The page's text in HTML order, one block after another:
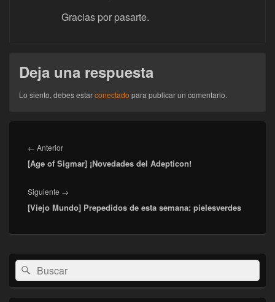
Gracias por pasarte.
Deja una respuesta
Lo siento, debes estarconectado para publicar un comentario.
de
entradas
← AnteriorEntrada
anterior:
[Age of Sigmar] ¡Novedades del Adepticon!
Siguiente →
siguiente:
[Viejo Mundo] Prepedidos de esta semana: pielesverdes
área
de
widget
Buscar
por:
Buscar